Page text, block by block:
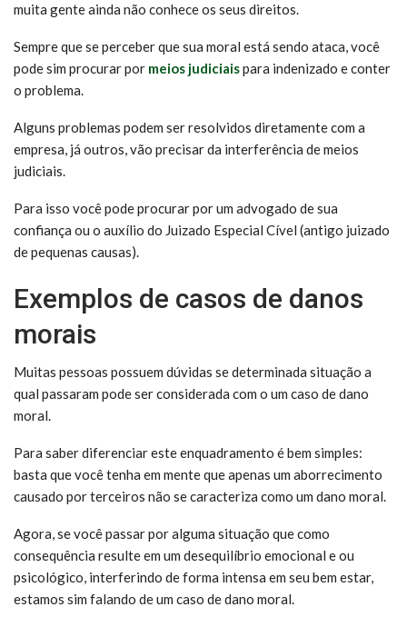
muita gente ainda não conhece os seus direitos.
Sempre que se perceber que sua moral está sendo ataca, você
pode sim procurar por meios judiciaispara indenizado e conter
o problema.
Alguns problemas podem ser resolvidos diretamente com a
empresa, já outros, vão precisar da interferência de meios
judiciais.
Para isso você pode procurar por um advogado de sua
confiança ou o auxílio do Juizado Especial Cível (antigo juizado
de pequenas causas).
Exemplos de casos de danos
morais
Muitas pessoas possuem dúvidas se determinada situação a
qual passaram pode ser considerada com o um caso de dano
moral.
Para saber diferenciar este enquadramento é bem simples:
basta que você tenha em mente que apenas um aborrecimento
causado por terceiros não se caracteriza como um dano moral.
Agora, se você passar por alguma situação que como
consequência resulte em um desequilíbrio emocional e ou
psicológico, interferindo de forma intensa em seu bem estar,
estamos sim falando de um caso de dano moral.